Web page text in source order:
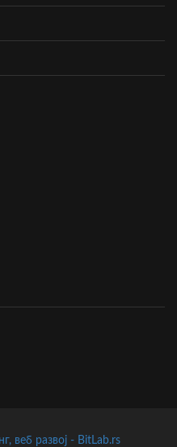
веб развој - BitLab.rs